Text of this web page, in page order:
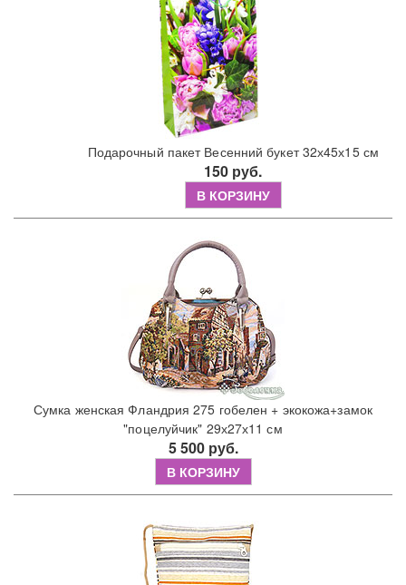
Подарочный пакет Весенний букет 32х45х15 см
150 руб.
В КОРЗИНУ
Сумка женская Фландрия 275 гобелен + экокожа+замок
"поцелуйчик" 29х27х11 см
5 500 руб.
В КОРЗИНУ